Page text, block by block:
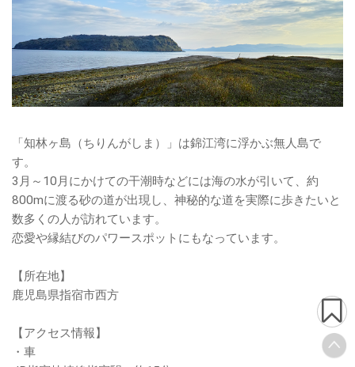
「知林ヶ島（ちりんがしま）」は錦江湾に浮かぶ無人島で
す。
3月～10月にかけての干潮時などには海の水が引いて、約
800mに渡る砂の道が出現し、神秘的な道を実際に歩きたいと
数多くの人が訪れています。
恋愛や縁結びのパワースポットにもなっています。
【所在地】
鹿児島県指宿市西方
【アクセス情報】
・車